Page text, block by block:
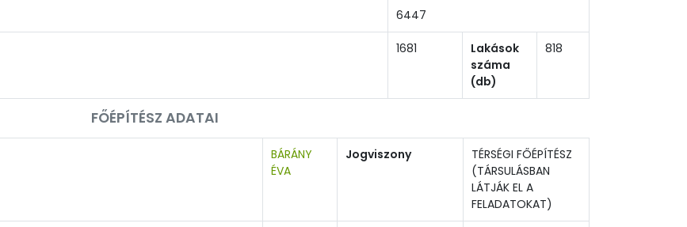
6447
1681
Lakások
száma
(db)
818
FŐÉPÍTÉSZ ADATAI
BÁRÁNY
ÉVA
Jogviszony
TÉRSÉGI FŐÉPÍTÉSZ
(TÁRSULÁSBAN
LÁTJÁK EL A
FELADATOKAT)